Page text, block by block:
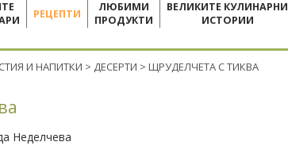
РЕЦЕПТИ
ЛЮБИМИ
ПРОДУКТИ
ВЕЛИКИТЕ КУЛИНАРНИ
ИСТОРИИ
И НАПИТКИ > ДЕСЕРТИ > ЩРУДЕЛЧЕТА С ТИКВА
Неделчева